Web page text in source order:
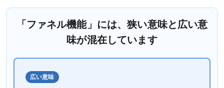
「ファネル機能」には、狭い意味と広い意
味が混在しています
広い意味